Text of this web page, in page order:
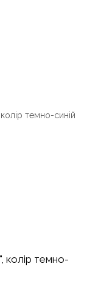
колір темно-